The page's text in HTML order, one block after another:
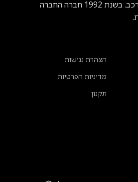
בשנת 1992 חברה החברה
הצהרת נגישות
מדיניות הפרטיות
תקנון